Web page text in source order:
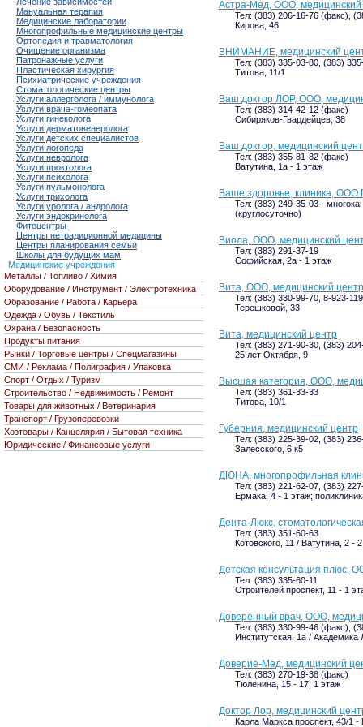
Астра-Мед, ООО, медицинский
Тел: (383) 206-16-76 (факс),
Кирова, 46
ВНИМАНИЕ, медицинский
Тел: (383) 335-03-80, (383)
Титова, 11/1
Ваш доктор ЛОР, ООО,
Тел: (383) 314-42-12 (факс)
Сибиряков-Гвардейцев, 38
Ваш доктор, медицинский
Тел: (383) 355-81-82 (факс)
Ватутина, 1а - 1 этаж
Ваше здоровье, клиника, ООО
Тел: (383) 249-35-03 -
(круглосуточно)
Виола, ООО, медицинский
Тел: (383) 291-37-19
Софийская, 2а - 1 этаж
Вита, ООО, медицинский центр
Тел: (383) 330-99-70, 8-923-
Терешковой, 33
Вита, медицинский центр
Тел: (383) 271-90-30, (383)
25 лет Октября, 9
Высшая категория, ООО,
Тел: (383) 361-33-33
Титова, 10/1
Губерния, медицинский центр
Тел: (383) 225-39-02, (383)
Залесского, 6 к5
ДЮНА, многопрофильная
Тел: (383) 221-62-07, (383)
Ермака, 4 - 1 этаж;
Дента-Люкс,
Тел: (383) 351-60-63
Котовского, 11 / Ватутина, 2 -
Детская консультация плюс,
Тел: (383) 335-60-11
Строителей проспект, 11 - 1
Доверенный врач, ООО,
Тел: (383) 330-99-46 (факс),
Институтская, 1а / Академика
Доверие-Мед, медицинский
Тел: (383) 270-19-38 (факс)
Тюленина, 15 - 17; 1 этаж
Доктор Лор, медицинский
Карла Маркса проспект, 43/1
Мануальная терапия
Медицинские лаборатории
Многопрофильные медицинские центры
Ортопедия и травматология
Очищение организма
Патронажные услуги
Пластическая хирургия
Психиатрические учреждения
Стоматологические центры
Услуги аллерголога / иммунолога
Услуги врача-гомеопата
Услуги гинеколога
Услуги дерматовенеролога
Услуги детских специалистов
Услуги логопеда
Услуги невролога
Услуги проктолога
Услуги психолога
Услуги пульмонолога
Услуги трихолога
Услуги уролога / андролога
Услуги эндокринолога
Фитоцентры
Центры нетрадиционной медицины
Центры планирования семьи
Школы для будущих мам
Медицинские учреждения
Металлы / Топливо / Химия
Оборудование / Инструмент / Электротехника
Образование / Работа / Карьера
Одежда / Обувь / Текстиль
Охрана / Безопасность
Продукты питания
Рынки / Торговые центры / Спецмагазины
СМИ / Реклама / Полиграфия / Упаковка
Спорт / Отдых / Туризм
Строительство / Недвижимость / Ремонт
Товары для животных / Ветеринария
Транспорт / Грузоперевозки
Хозтовары / Канцелярия / Бытовая техника
Юридические / Финансовые услуги